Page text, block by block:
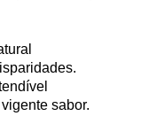
sabor.